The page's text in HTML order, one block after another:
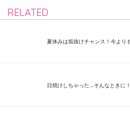
RELATED
夏休みは垢抜けチャンス！今よ
日焼けしちゃった...そんなときに